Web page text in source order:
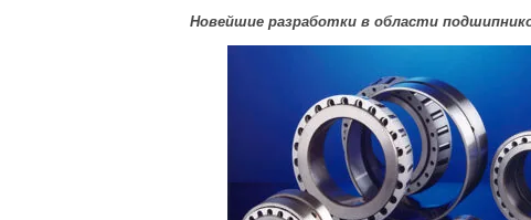
Новейшие разработки в области